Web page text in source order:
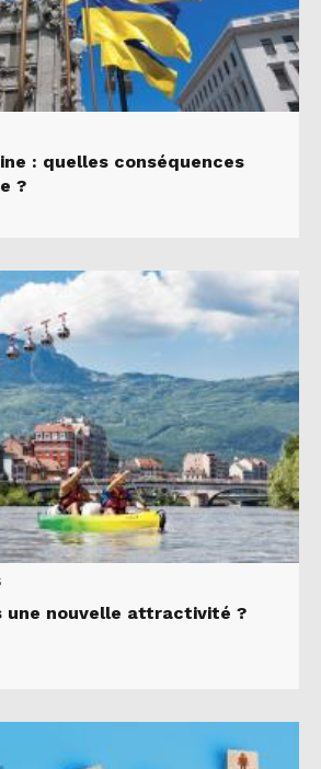
: quelles conséquences
?
une nouvelle attractivité ?